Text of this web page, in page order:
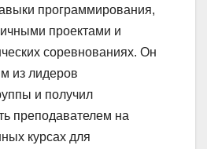
программирования,
проектами и
соревнованиях. Он
из лидеров
и получил
преподавателем на
курсах для